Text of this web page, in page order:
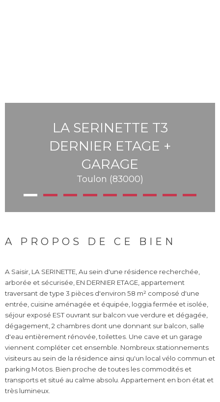
LA SERINETTE T3
DERNIER ETAGE +
GARAGE
Toulon (83000)
A PROPOS DE CE BIEN
A Saisir, LA SERINETTE, Au sein d'une résidence recherchée,
arborée et sécurisée, EN DERNIER ETAGE, appartement
traversant de type 3 pièces d'environ 58 m² composé d'une
entrée, cuisine aménagée et équipée, loggia fermée et isolée,
séjour exposé EST ouvrant sur balcon vue verdure et dégagée,
dégagement, 2 chambres dont une donnant sur balcon, salle
d'eau entièrement rénovée, toilettes. Une cave et un garage
viennent compléter cet ensemble. Nombreux stationnements
visiteurs au sein de la résidence ainsi qu'un local vélo commun et
parking Motos. Bien proche de toutes les commodités et
transports et situé au calme absolu. Appartement en bon état et
très lumineux.